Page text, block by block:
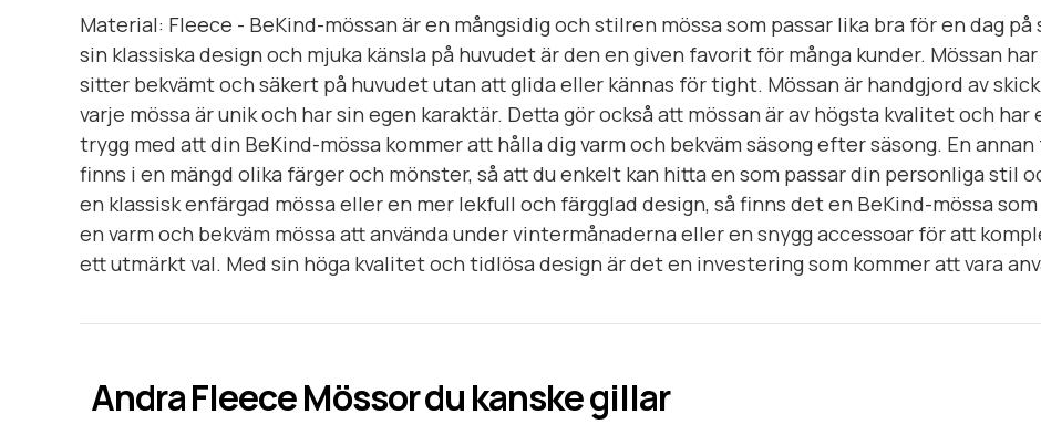
Material: Fleece - BeKind-mössan är en mångsidig och stilren mössa som passar lika bra för en dag
sin klassiska design och mjuka känsla på huvudet är den en given favorit för många kunder. Mössan
sitter bekvämt och säkert på huvudet utan att glida eller kännas för tight. Mössan är handgjord av
varje mössa är unik och har sin egen karaktär. Detta gör också att mössan är av högsta kvalitet och har
trygg med att din BeKind-mössa kommer att hålla dig varm och bekväm säsong efter säsong. En
finns i en mängd olika färger och mönster, så att du enkelt kan hitta en som passar din personliga stil
en klassisk enfärgad mössa eller en mer lekfull och färgglad design, så finns det en BeKind-mössa
en varm och bekväm mössa att använda under vintermånaderna eller en snygg accessoar för att
ett utmärkt val. Med sin höga kvalitet och tidlösa design är det en investering som kommer att vara
AndraFleece Mössordu kanske gillar